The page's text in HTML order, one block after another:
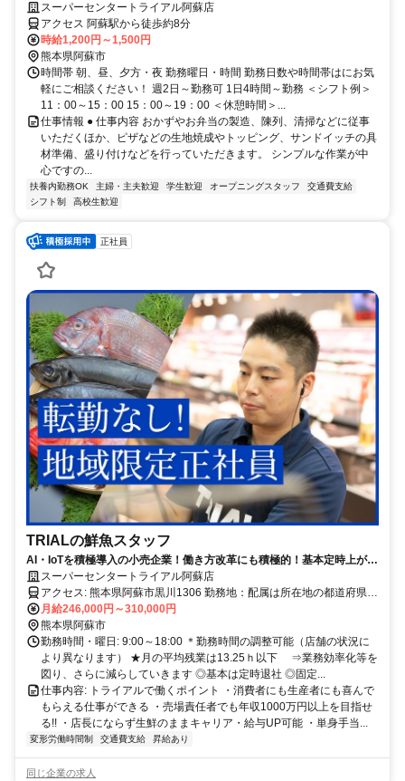
アルで安心♪未経験者◎
スーパーセンタートライアル阿蘇店
アクセス 阿蘇駅から徒歩約8分
時給1,200円～1,500円
熊本県阿蘇市
時間帯 朝、昼、夕方・夜 勤務曜日・時間 勤務日数や時間帯はにお気
軽にご相談ください！ 週2日～勤務可 1日4時間～勤務 ＜シフト例＞
11：00～15：00 15：00～19：00 ＜休憩時間＞...
仕事情報 ● 仕事内容 おかずやお弁当の製造、陳列、清掃などに従事
いただくほか、ピザなどの生地焼成やトッピング、サンドイッチの具
材準備、盛り付けなどを行っていただきます。 シンプルな作業が中
心ですの...
扶養内勤務OK 主婦・主夫歓迎 学生歓迎 オープニングスタッフ
交通費支給
シフト制
高校生歓迎
正社員
TRIALの鮮魚スタッフ
AI・IoTを積極導入の小売企業！働き方改革にも積極的！基本定時上が
り！スーパーセンタートライアル阿蘇店
アクセス: 熊本県阿蘇市黒川1306 勤務地：配属は所在地の都道府県
※初任地は最寄りの店舗又は希望エリアを優先し配属します。 ※エ
リア内勤務または全国勤務いずれか希望を選択できます。
月給246,000円～310,000円
熊本県阿蘇市
勤務時間・曜日: 9:00～18:00 ＊勤務時間の調整可能（店舗の状況に
より異なります） ★月の平均残業は13.25ｈ以下 ⇒業務効率化等を
図り、さらに減らしていきます ◎基本は定時退社 ◎固定...
仕事内容: トライアルで働くポイント ・消費者にも生産者にも喜んで
もらえる仕事ができる ・売場責任者でも年収1000万円以上を目指せ
る!! ・店長にならず生鮮のままキャリア・給与UP可能 ・単身手当...
変形労働時間制 交通費支給 昇給あり
同じ企業の求人